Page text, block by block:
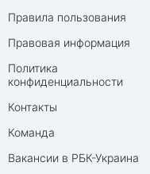
Правила пользования
Правовая информация
Политика
конфиденциальности
Контакты
Команда
Вакансии в РБК-Украина